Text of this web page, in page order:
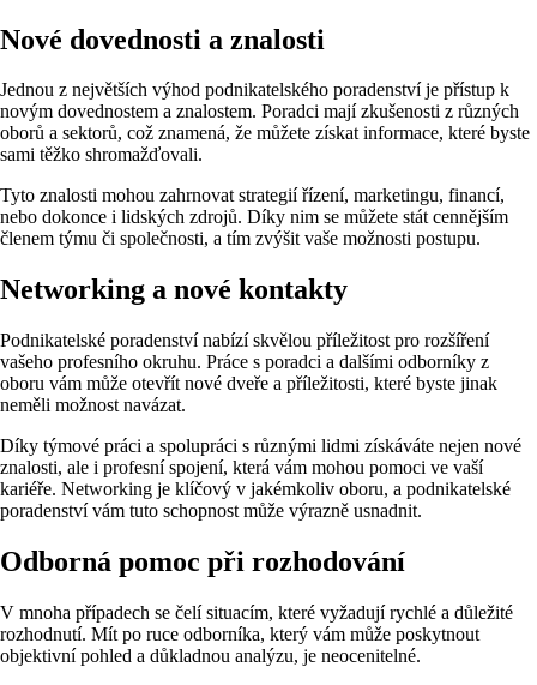
Nové dovednosti a znalosti
Jednou z největších výhod podnikatelského poradenství je přístup k
novým dovednostem a znalostem. Poradci mají zkušenosti z různých
oborů a sektorů, což znamená, že můžete získat informace, které byste
sami těžko shromažďovali.
Tyto znalosti mohou zahrnovat strategií řízení, marketingu, financí,
nebo dokonce i lidských zdrojů. Díky nim se můžete stát cennějším
členem týmu či společnosti, a tím zvýšit vaše možnosti postupu.
Networking a nové kontakty
Podnikatelské poradenství nabízí skvělou příležitost pro rozšíření
vašeho profesního okruhu. Práce s poradci a dalšími odborníky z
oboru vám může otevřít nové dveře a příležitosti, které byste jinak
neměli možnost navázat.
Díky týmové práci a spolupráci s různými lidmi získáváte nejen nové
znalosti, ale i profesní spojení, která vám mohou pomoci ve vaší
kariéře. Networking je klíčový v jakémkoliv oboru, a podnikatelské
poradenství vám tuto schopnost může výrazně usnadnit.
Odborná pomoc při rozhodování
V mnoha případech se čelí situacím, které vyžadují rychlé a důležité
rozhodnutí. Mít po ruce odborníka, který vám může poskytnout
objektivní pohled a důkladnou analýzu, je neocenitelné.